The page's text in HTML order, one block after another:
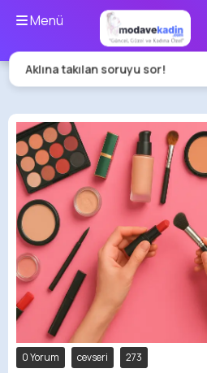
Menü
Aklına takılan soruyu sor!
0 Yorum cevseri 273